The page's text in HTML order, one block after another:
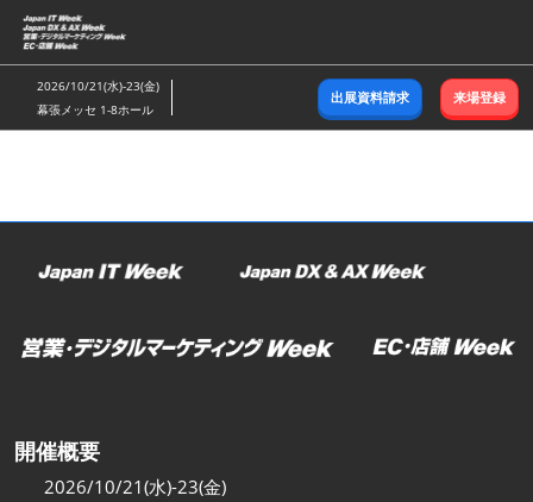
ス
キ
ッ
し
む
2026/10/21(水)-23(金)
幕張メッセ 1-8ホール
出展資料請求 来場登録
開催概要
2026/10/21(水)-23(金)